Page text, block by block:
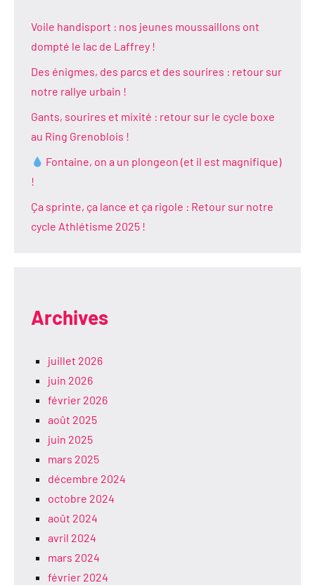
Voile handisport : nos jeunes moussaillons ont
dompté le lac de Laffrey !
Des énigmes, des parcs et des sourires : retour sur
notre rallye urbain !
Gants, sourires et mixité : retour sur le cycle boxe
au Ring Grenoblois !
Fontaine, on a un plongeon (et il est magnifique)
!
Ça sprinte, ça lance et ça rigole : Retour sur notre
cycle Athlétisme 2025 !
Archives
juillet 2026
juin 2026
février 2026
août 2025
juin 2025
mars 2025
décembre 2024
octobre 2024
août 2024
avril 2024
mars 2024
février 2024